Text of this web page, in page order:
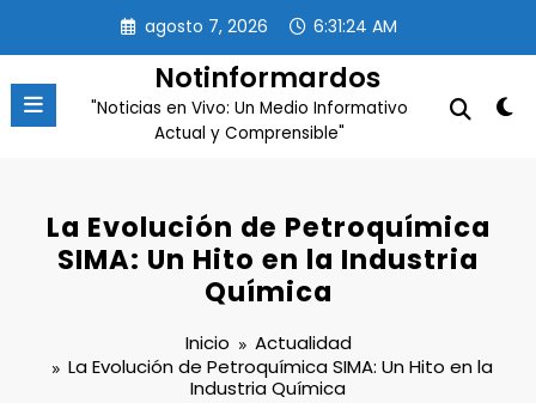
contenido
agosto 7, 2026 6:31:25 AM
Notinformardos
"Noticias en Vivo: Un Medio Informativo
Actual y Comprensible"
La Evolución de Petroquímica
SIMA: Un Hito en la Industria
Química
Inicio
Actualidad
La Evolución de Petroquímica SIMA: Un Hito en la
Industria Química